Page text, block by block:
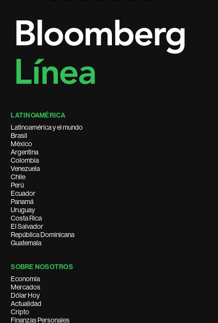
LATINOAMÉRICA
Latinoamérica y el mundo
Brasil
México
Argentina
Colombia
Venezuela
Chile
Perú
Ecuador
Panamá
Uruguay
Costa Rica
El Salvador
República Dominicana
Guatemala
SOBRE NOSOTROS
Economía
Mercados
Dólar Hoy
Actualidad
Cripto
Finanzas Personales